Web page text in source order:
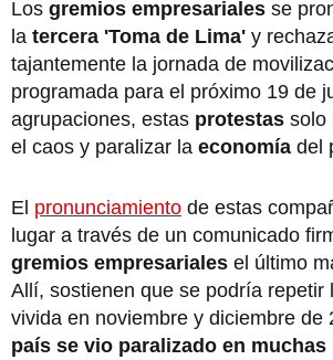
Los gremios empresariales se
la tercera 'Toma de Lima' y
tajantemente la jornada de
programada para el próximo 19 de
agrupaciones, estas protestas solo
el caos y paralizar la economía del
El pronunciamiento de estas
lugar a través de un comunicado
gremios empresariales el último
Allí, sostienen que se podría repetir
vivida en noviembre y diciembre de
país se vio paralizado en